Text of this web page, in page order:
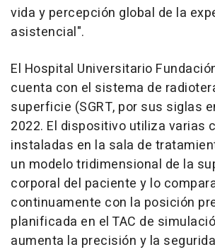
vida y percepción global de la
asistencial".
El Hospital Universitario
cuenta con el sistema de
superficie (SGRT, por sus siglas
2022. El dispositivo utiliza varias
instaladas en la sala de
un modelo tridimensional de la
corporal del paciente y lo
continuamente con la posición
planificada en el TAC de
aumenta la precisión y la